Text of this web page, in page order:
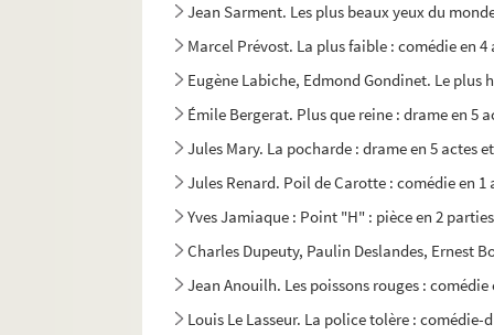
Jean Sarment. Les plus beaux yeux du
Marcel Prévost. La plus faible : comédie en 4
Eugène Labiche, Edmond Gondinet. Le plus
Émile Bergerat. Plus que reine : drame en 5
Jules Mary. La pocharde : drame en 5 actes
Jules Renard. Poil de Carotte : comédie en 1
Yves Jamiaque : Point "H" : pièce en 2
Charles Dupeuty, Paulin Deslandes, Ernest
Jean Anouilh. Les poissons rouges : comédie
Louis Le Lasseur. La police tolère : comédie-